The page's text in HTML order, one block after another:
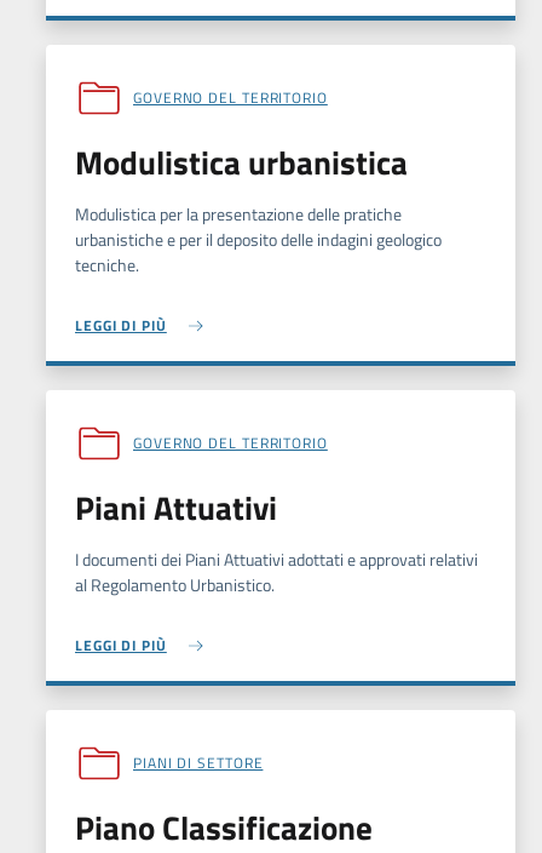
GOVERNO DEL TERRITORIO
Modulistica urbanistica
Modulistica per la presentazione delle pratiche
urbanistiche e per il deposito delle indagini geologico
tecniche.
LEGGI DI PIÙ
GOVERNO DEL TERRITORIO
Piani Attuativi
I documenti dei Piani Attuativi adottati e approvati relativi
al Regolamento Urbanistico.
LEGGI DI PIÙ
PIANI DI SETTORE
Piano Classificazione